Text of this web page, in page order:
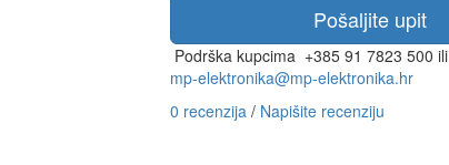
Podrška kupcima +385 91 7823 500 ili
mp-elektronika@mp-elektronika.hr
0 recenzija / Napišite recenziju